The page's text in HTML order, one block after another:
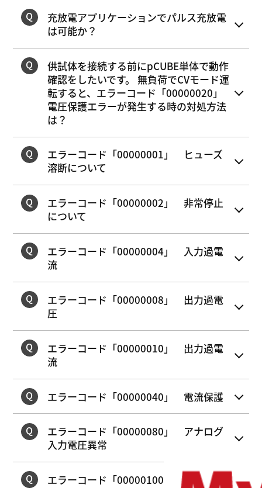
充放電アプリケーションでパルス充放電
は可能か？
供試体を接続する前にpCUBE単体で動作
確認をしたいです。 無負荷でCVモード運
転すると、エラーコード「00000020」
電圧保護エラーが発生する時の対処方法
は？
エラーコード「00000001」 ヒューズ
溶断について
エラーコード「00000002」 非常停止
について
エラーコード「00000004」 入力過電
流
エラーコード「00000008」 出力過電
圧
エラーコード「00000010」 出力過電
流
エラーコード「00000040」 電流保護
エラーコード「00000080」 アナログ
入力電圧異常
エラーコード「00000100」 通信異常